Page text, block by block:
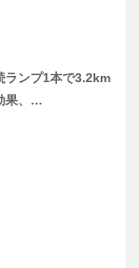
ランプ1本で3.2km
果、…